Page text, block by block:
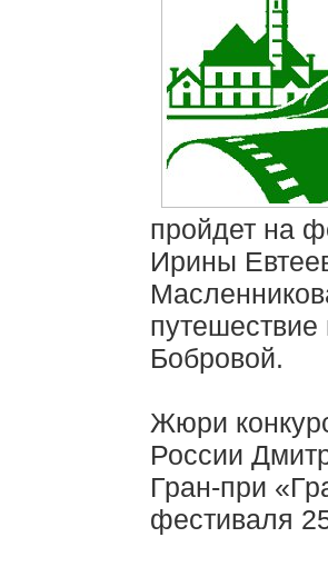
пройдет на
Ирины
Бобровой.
Жюри
России
Гран-при
фестиваля